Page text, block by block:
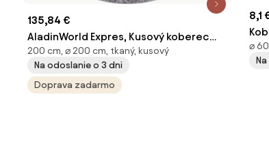
135,84 €
AladinWorld Expres, Kusový koberec
Velur Ultra strieborný kruh, 200x200
(priemer) kruh, šedá, obývacia izba
200 cm, ⌀ 200 cm, tkaný, kusový
Na odoslanie o 3 dni
Doprava zadarmo
8,1
⌀